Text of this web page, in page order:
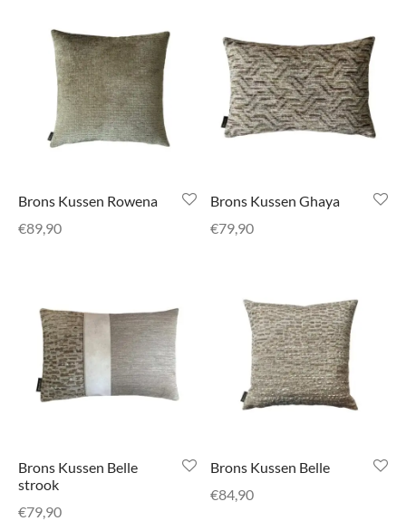
Brons Kussen Rowena
€89,90
Brons Kussen Ghaya
€79,90
Brons Kussen Belle
strook
€79,90
Brons Kussen Belle
€84,90
Chique
Collection